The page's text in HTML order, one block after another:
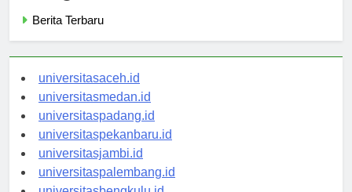
Berita Terbaru
universitasaceh.id
universitasmedan.id
universitaspadang.id
universitaspekanbaru.id
universitasjambi.id
universitaspalembang.id